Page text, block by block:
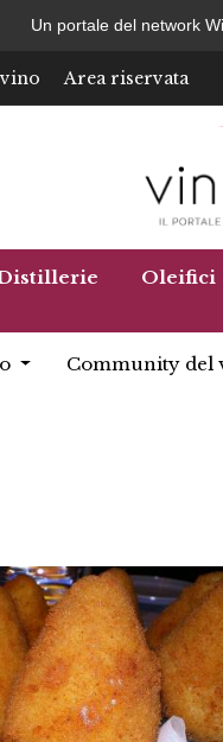
Un portale del network
Area riservata
Oleifici
Community del